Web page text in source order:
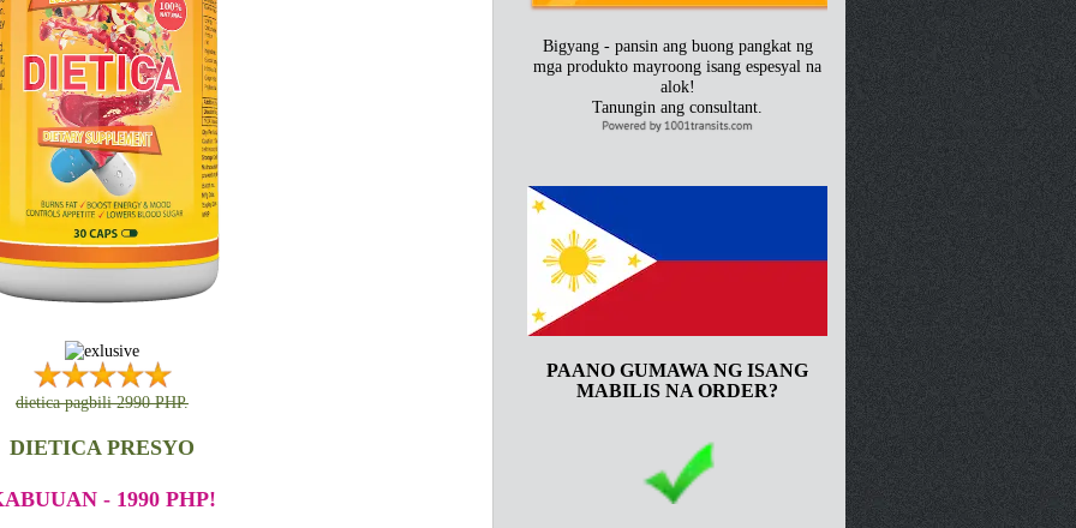
dietica pagbili 2990 PHP.
DIETICA PRESYO
- 1990 PHP!
Bigyang - pansin ang buong pangkat ng
mga produkto mayroong isang espesyal na
alok!
Tanungin ang consultant.
PAANO GUMAWA NG ISANG
MABILIS NA ORDER?